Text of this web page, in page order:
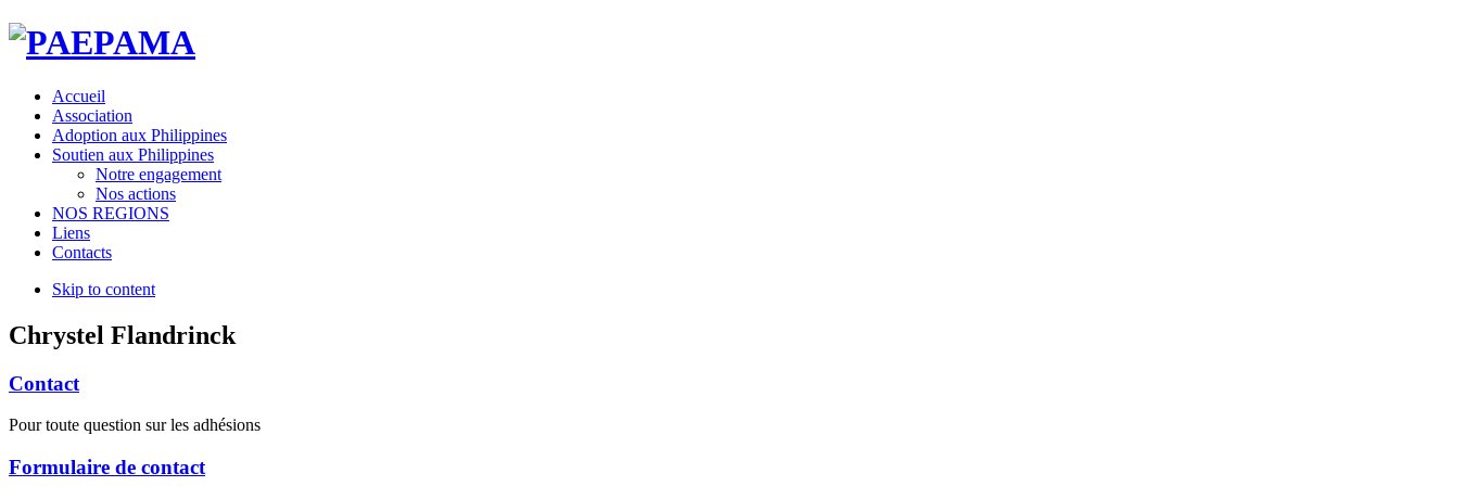
Accueil
Association
Adoption aux Philippines
Soutien aux Philippines
Notre engagement
Nos actions
NOS REGIONS
Liens
Contacts
Skip to content
Chrystel Flandrinck
Contact
Pour toute question sur les adhésions
Formulaire de contact